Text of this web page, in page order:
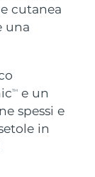
cutanea
una
TM
e un
spessi e
in
device
LED
stimata8/10/26
8/14/26